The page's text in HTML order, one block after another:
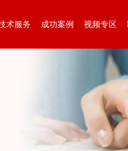
术服务 成功案例 视频专区
废旧轮胎胶粉设备...